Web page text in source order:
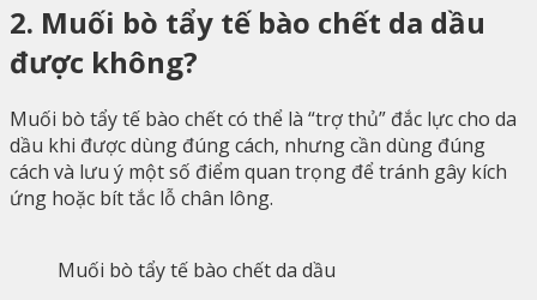
2. Muối bò tẩy tế bào chết da dầu
được không?
Muối bò tẩy tế bào chết có thể là “trợ thủ” đắc lực cho da
dầu khi được dùng đúng cách, nhưng cần dùng đúng
cách và lưu ý một số điểm quan trọng để tránh gây kích
ứng hoặc bít tắc lỗ chân lông.
Muối bò tẩy tế bào chết da dầu